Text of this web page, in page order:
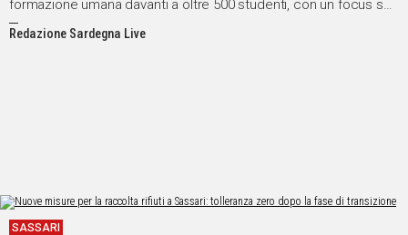
formazione umana davanti a oltre 500 studenti, con un focus su
pregiudizio e bullismo attraverso il cortometraggio di Nando
Morra
Redazione Sardegna Live
SASSARI